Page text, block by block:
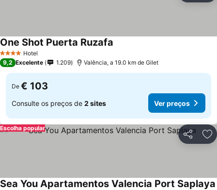
4 EstrelasHotel
One Shot Puerta Ruzafa
9,2 Excelente 1.209 Valência, a 19.0 km de Gilet
De € 103
Consulte os preços de 2 sites Ver preços
Partilhar
Escolha popular
Sea You Apartamentos Valencia Port Saplaya